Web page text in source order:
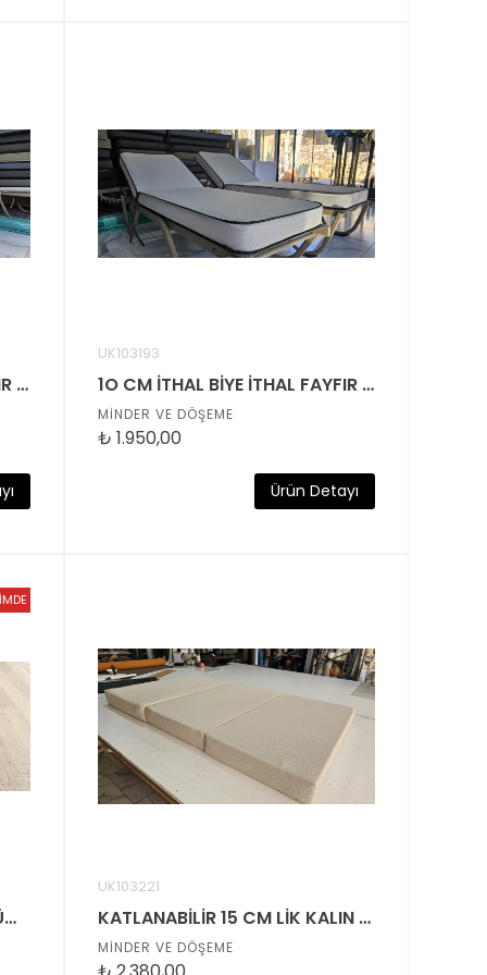
10 CM İTHAL BİYE İTHAL FAYFIR KUMAŞLI ŞEZLONG MİNDERİ
UK103193
1O CM İTHAL BİYE İTHAL FAYFIR KUMAŞLI ŞEZLONG MİNDERİ
MİNDER VE DÖŞEME
₺1.950,00
Ürün Detayı
GÜNEŞE KARŞI SOLMAZ ÇÜRÜMEZ ÖZEL TASARIM 45 CM X 45 CM SANDELYE MİNDERİ
UK103221
KATLANABİLİR 15 CM LİK KALIN KAMP PİKNİK VB KULLANIMLI YER MİNDERİ
MİNDER VE DÖŞEME